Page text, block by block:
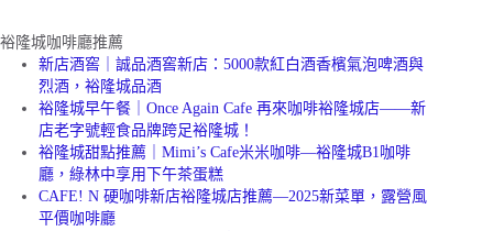
裕隆城咖啡廳推薦
新店酒窖｜誠品酒窖新店：5000款紅白酒香檳氣泡啤酒與
烈酒，裕隆城品酒
裕隆城早午餐｜Once Again Cafe 再來咖啡裕隆城店——新
店老字號輕食品牌跨足裕隆城！
裕隆城甜點推薦｜Mimi’s Cafe米米咖啡—裕隆城B1咖啡
廳，綠林中享用下午茶蛋糕
CAFE! N 硬咖啡新店裕隆城店推薦—2025新菜單，露營風
平價咖啡廳